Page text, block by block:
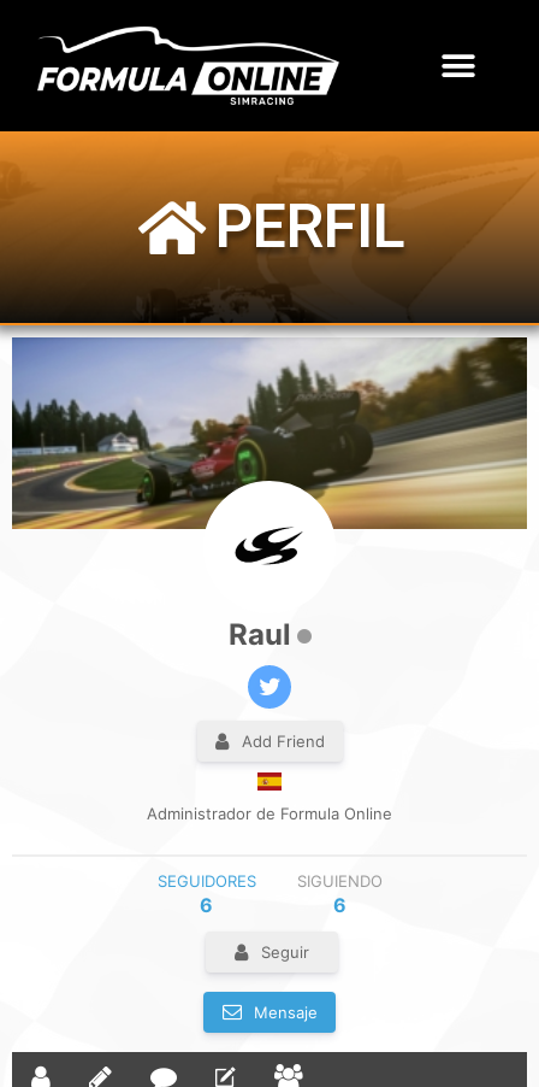
PERFIL
Raul
Add Friend
Administrador de Formula Online
SEGUIDORES
6
SIGUIENDO
6
Seguir
Mensaje